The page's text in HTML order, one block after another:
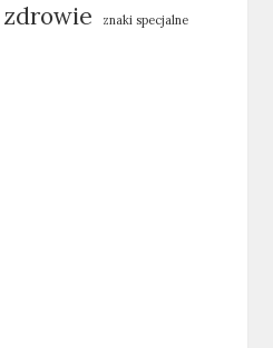
zdrowie znaki specjalne